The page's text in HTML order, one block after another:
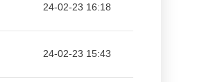
24-02-23 16:18
24-02-23 15:43